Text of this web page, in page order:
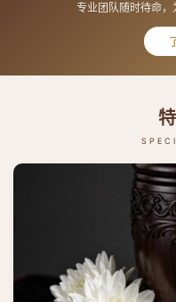
专业团队随时待命